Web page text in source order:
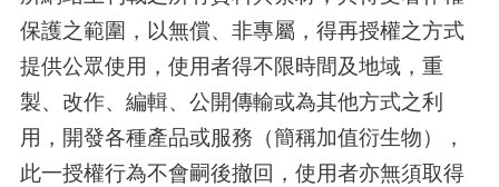
保護之範圍，以無償、非專屬，得再授權之方式
提供公眾使用，使用者得不限時間及地域，重
製、改作、編輯、公開傳輸或為其他方式之利
用，開發各種產品或服務（簡稱加值衍生物），
此一授權行為不會嗣後撤回，使用者亦無須取得